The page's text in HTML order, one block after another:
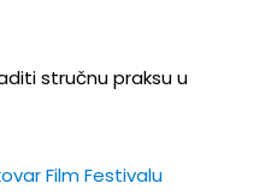
stručnu praksu u
Film Festivalu